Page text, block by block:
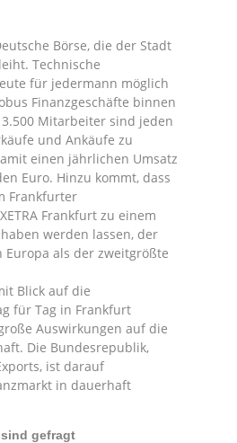
Börse, die der Stadt
Technische
für jedermann möglich
Finanzgeschäfte binnen
Mitarbeiter sind jeden
und Ankäufe zu
einen jährlichen Umsatz
Euro. Hinzu kommt, dass
Frankfurter
Frankfurt zu einem
werden lassen, der
als der zweitgrößte
Blick auf die
für Tag in Frankfurt
Auswirkungen auf die
Die Bundesrepublik,
ist darauf
in dauerhaft
gefragt